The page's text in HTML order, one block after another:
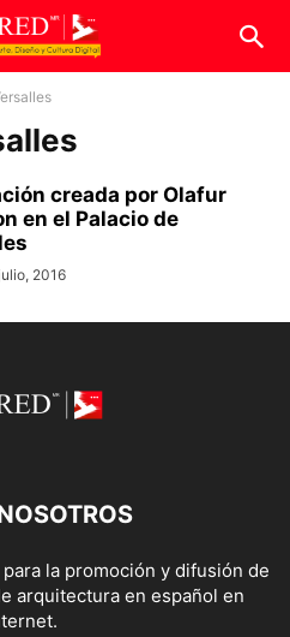
creada por Olafur
en el Palacio de
2016
la promoción y difusión de
arquitectura en español en